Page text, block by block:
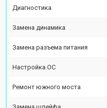
Диагностика
Замена динамика
Замена разъема питания
Настройка ОС
Ремонт южного моста
Замена шлейфа